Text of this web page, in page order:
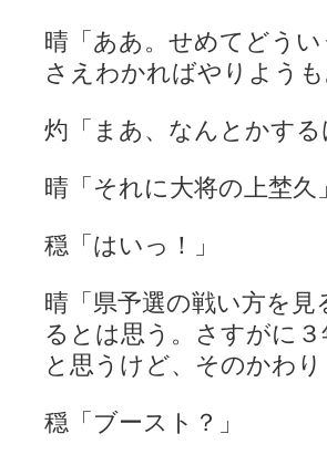
晴「ああ。せめてどう
さえわかればやりよう
灼「まあ、なんとかする
晴「それに大将の上埜久」
穏「はいっ！」
晴「県予選の戦い方を
るとは思う。さすがに
と思うけど、そのかわ
穏「ブースト？」